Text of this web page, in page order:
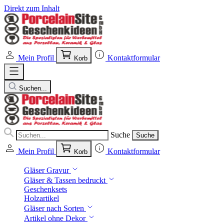
Direkt zum Inhalt
Mein Profil Korb Kontaktformular
Suchen...
Suche Suche
Mein Profil Korb Kontaktformular
Gläser Gravur
Gläser & Tassen bedruckt
Geschenksets
Holzartikel
Gläser nach Sorten
Artikel ohne Dekor